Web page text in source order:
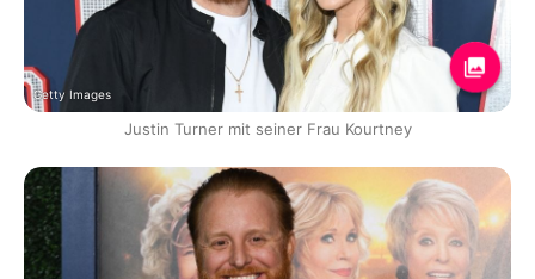
Getty Images
Justin Turner mit seiner Frau Kourtney